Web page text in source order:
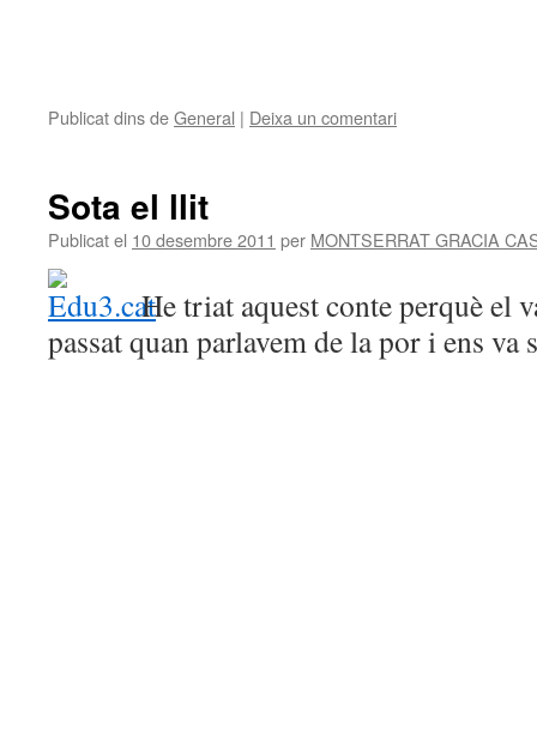
Publicat dins deGeneral | Deixa un comentari
Sota el llit
Publicat el 10 desembre 2011 per MONTSERRAT GRACIA
He triat aquest conte perquè el
passat quan parlavem de la por i ens